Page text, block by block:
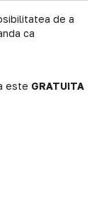
de a
ca
este GRATUITA